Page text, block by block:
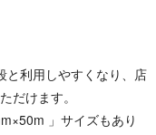
と利用しやすくなり、店
だけます。
」サイズもあり